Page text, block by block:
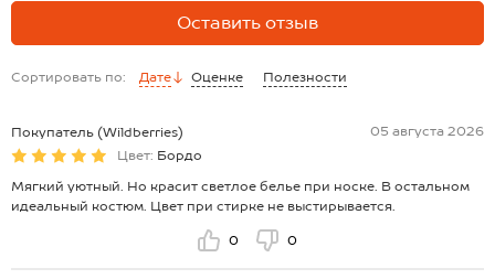
Оставить отзыв
Сортировать по: Дате Оценке Полезности
Покупатель (Wildberries)
05 августа 2026
Цвет: Бордо
Мягкий уютный. Но красит светлое белье при носке. В остальном
идеальный костюм. Цвет при стирке не выстирывается.
0 0